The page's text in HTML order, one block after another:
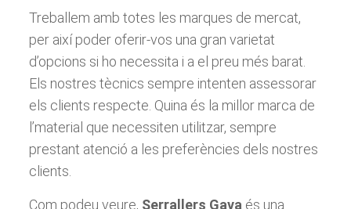
Treballem amb totes les marques de mercat,
per així poder oferir-vos una gran varietat
d’opcions si ho necessita i a el preu més barat.
Els nostres tècnics sempre intenten assessorar
els clients respecte. Quina és la millor marca de
l’material que necessiten utilitzar, sempre
prestant atenció a les preferències dels nostres
clients.
Com podeu veure, Serrallers Gava és una